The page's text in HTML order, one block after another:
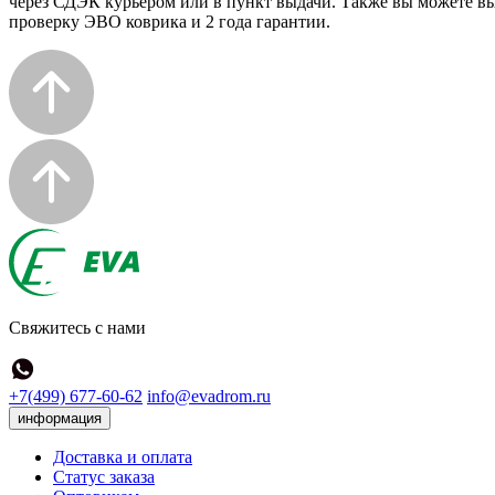
проверку ЭВО коврика и 2 года гарантии.
Свяжитесь с нами
+7(499) 677-60-62 info@evadrom.ru
информация
Доставка и оплата
Статус заказа